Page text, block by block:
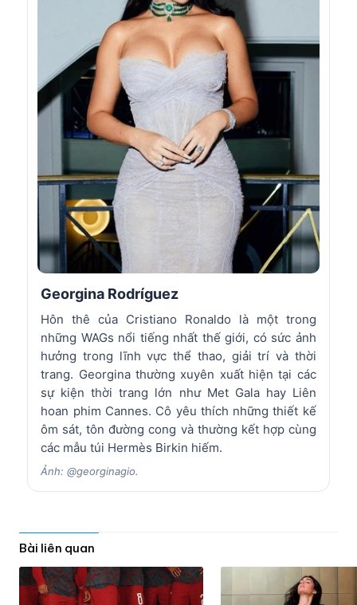
Georgina Rodríguez
Hôn thê của Cristiano Ronaldo là một trong
những WAGs nổi tiếng nhất thế giới, có sức ảnh
hưởng trong lĩnh vực thể thao, giải trí và thời
trang. Georgina thường xuyên xuất hiện tại các
sự kiện thời trang lớn như Met Gala hay Liên
hoan phim Cannes. Cô yêu thích những thiết kế
ôm sát, tôn đường cong và thường kết hợp cùng
các mẫu túi Hermès Birkin hiếm.
Ảnh: @georginagio.
Bài liên quan